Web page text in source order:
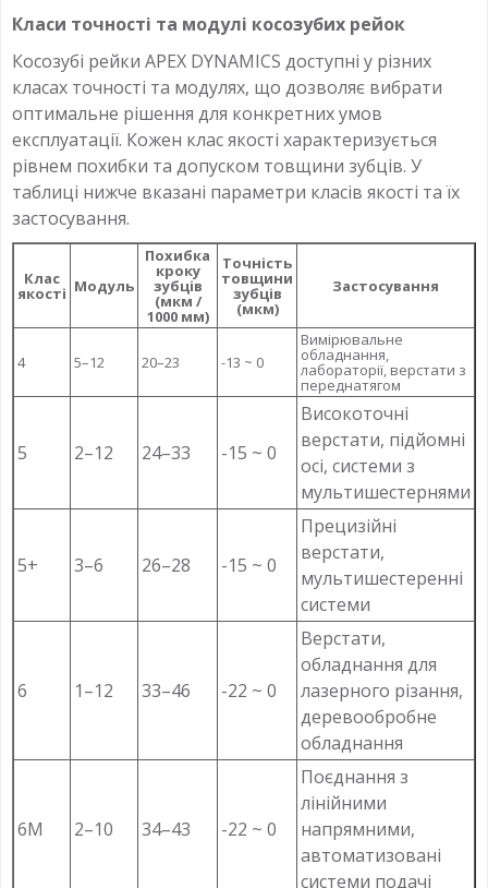
Класи точності та модулі косозубих рейок
Косозубі рейки APEX DYNAMICS доступні у різних
класах точності та модулях, що дозволяє вибрати
оптимальне рішення для конкретних умов
експлуатації. Кожен клас якості характеризується
рівнем похибки та допуском товщини зубців. У
таблиці нижче вказані параметри класів якості та їх
застосування.
Клас
якості Модуль
Похибка
кроку
зубців
(мкм /
1000 мм)
Точність
товщини
зубців
(мкм)
Застосування
4 5–12 20–23 -13 ~ 0
Вимірювальне
обладнання,
лабораторії, верстати з
переднатягом
5 2–12 24–33 -15 ~ 0
Високоточні
верстати, підйомні
осі, системи з
мультишестернями
5+ 3–6 26–28 -15 ~ 0
Прецизійні
верстати,
мультишестеренні
системи
6 1–12 33–46 -22 ~ 0
Верстати,
обладнання для
лазерного різання,
деревообробне
обладнання
6M 2–10 34–43 -22 ~ 0
Поєднання з
лінійними
напрямними,
автоматизовані
системи подачі